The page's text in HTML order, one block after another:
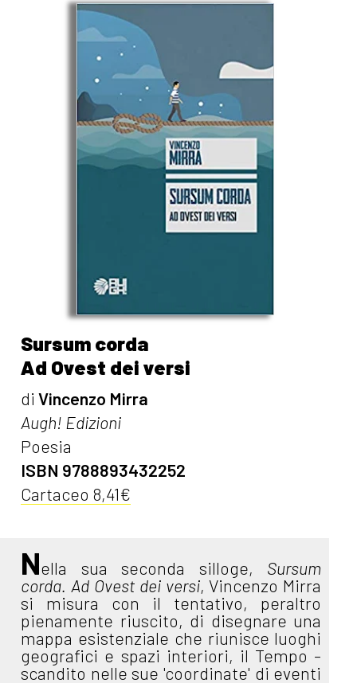
Sursum corda
Ad Ovest dei versi
diVincenzo Mirra
Augh! Edizioni
Poesia
ISBN 9788893432252
Cartaceo 8,41€
Nella sua seconda silloge, Sursum
corda. Ad Ovest dei versi, Vincenzo Mirra
si misura con il tentativo, peraltro
pienamente riuscito, di disegnare una
mappa esistenziale che riunisce luoghi
geografici e spazi interiori, il Tempo -
scandito nelle sue 'coordinate' di eventi